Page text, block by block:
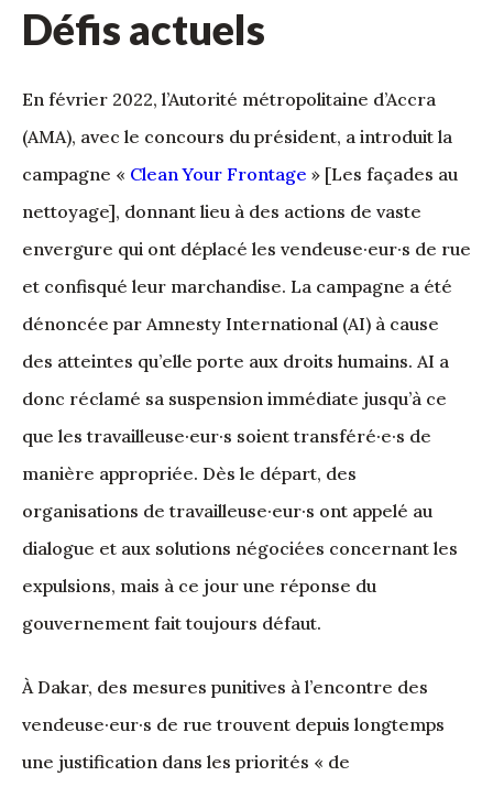
Défis actuels
En février 2022, l’Autorité métropolitaine d’Accra
(AMA), avec le concours du président, a introduit la
campagne « Clean Your Frontage » [Les façades au
nettoyage], donnant lieu à des actions de vaste
envergure qui ont déplacé les vendeuse·eur·s de rue
et confisqué leur marchandise. La campagne a été
dénoncée par Amnesty International (AI) à cause
des atteintes qu’elle porte aux droits humains. AI a
donc réclamé sa suspension immédiate jusqu’à ce
que les travailleuse·eur·s soient transféré·e·s de
manière appropriée. Dès le départ, des
organisations de travailleuse·eur·s ont appelé au
dialogue et aux solutions négociées concernant les
expulsions, mais à ce jour une réponse du
gouvernement fait toujours défaut.
À Dakar, des mesures punitives à l’encontre des
vendeuse·eur·s de rue trouvent depuis longtemps
une justification dans les priorités « de